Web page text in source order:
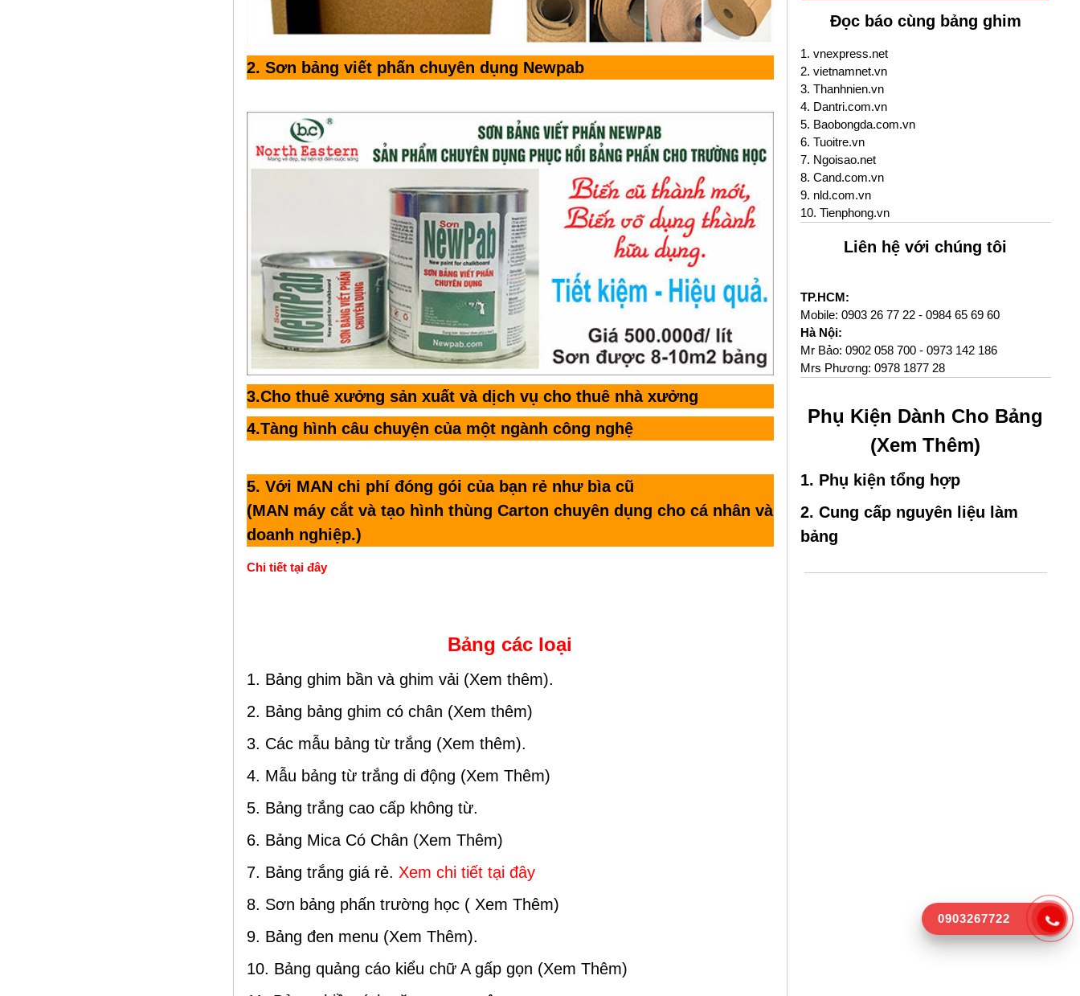
2. Sơn bảng viết phấn chuyên dụng Newpab
3.Cho thuê xưởng sản xuất và dịch vụ cho thuê nhà xưởng
4.Tàng hình câu chuyện của một ngành công nghệ
5. Với MAN chi phí đóng gói của bạn rẻ như bìa cũ
(MAN máy cắt và tạo hình thùng Carton chuyên dụng cho cá nhân và
doanh nghiệp.)
Chi tiết tại đây
Bảng các loại
1. Bảng ghim bần và ghim vải (Xem thêm).
2. Bảng bảng ghim có chân (Xem thêm)
3. Các mẫu bảng từ trắng (Xem thêm).
4. Mẫu bảng từ trắng di động (Xem Thêm)
5. Bảng trắng cao cấp không từ.
6. Bảng Mica Có Chân (Xem Thêm)
7. Bảng trắng giá rẻ. Xem chi tiết tại đây
8. Sơn bảng phấn trường học ( Xem Thêm)
9. Bảng đen menu (Xem Thêm).
10. Bảng quảng cáo kiểu chữ A gấp gọn (Xem Thêm)
Đọc báo cùng bảng ghim
1. vnexpress.net
2. vietnamnet.vn
3. Thanhnien.vn
4. Dantri.com.vn
5. Baobongda.com.vn
6. Tuoitre.vn
7. Ngoisao.net
8. Cand.com.vn
9. nld.com.vn
10. Tienphong.vn
Liên hệ với chúng tôi
TP.HCM:
Mobile: 0903 26 77 22- 0984 65 69 60
Hà Nội:
Mr Bảo: 0902 058 700- 0973 142 186
Mrs Phương: 0978 1877 28
Phụ Kiện Dành Cho Bảng
(Xem Thêm)
1. Phụ kiện tổng hợp
2. Cung cấp nguyên liệu làm
bảng
0903267722